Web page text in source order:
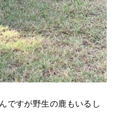
ですが野生の鹿もいるし